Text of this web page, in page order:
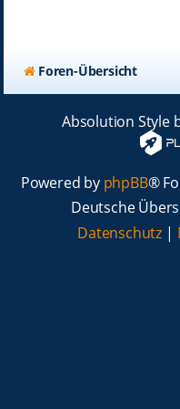
Foren-Übersicht
Absolution Style
Powered by phpBB®
Deutsche
Datenschutz |